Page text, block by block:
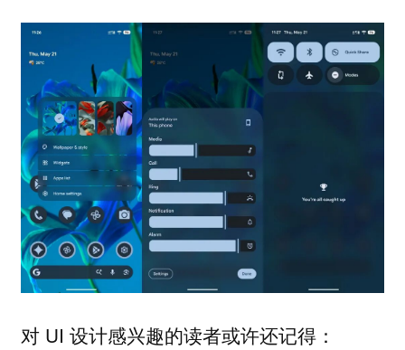
对 UI 设计感兴趣的读者或许还记得：